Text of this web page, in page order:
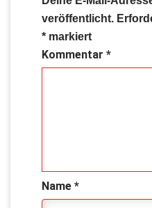
veröffentlicht.
* markiert
Kommentar *
Name *